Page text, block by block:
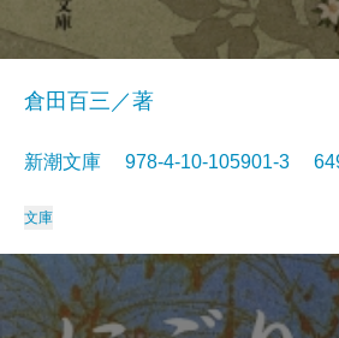
倉田百三／著
新潮文庫 978-4-10-105901-3
文庫